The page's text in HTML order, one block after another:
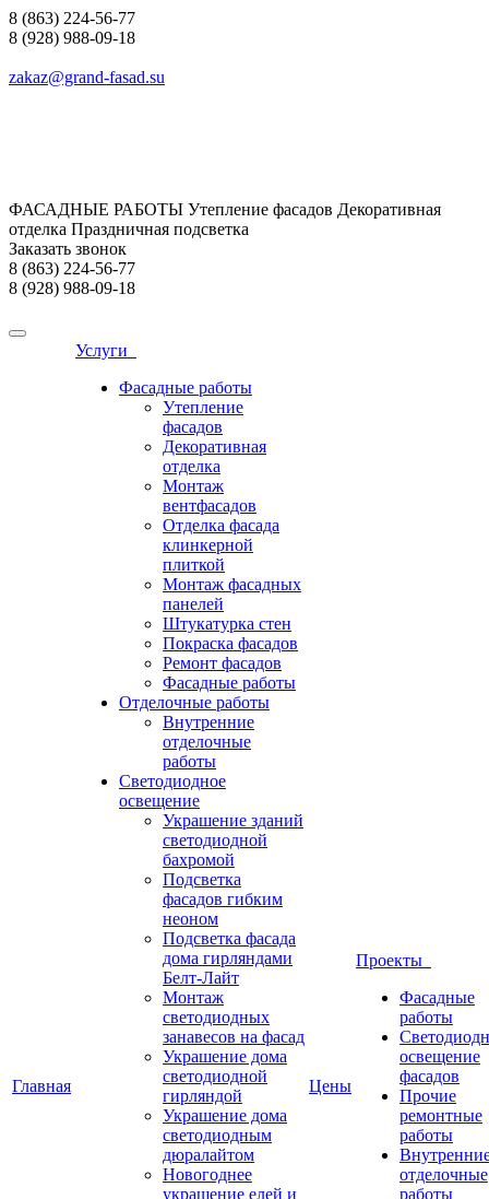
8 (863) 224-56-77
8 (928) 988-09-18
zakaz@grand-fasad.su
ФАСАДНЫЕ РАБОТЫ Утепление фасадов Декоративная
отделка Праздничная подсветка
Заказать звонок
8 (863) 224-56-77
8 (928) 988-09-18
Главная
Услуги
Фасадные работы
Утепление
фасадов
Декоративная
отделка
Монтаж
вентфасадов
Отделка фасада
клинкерной
плиткой
Монтаж фасадных
панелей
Штукатурка стен
Покраска фасадов
Ремонт фасадов
Фасадные работы
Отделочные работы
Внутренние
отделочные
работы
Светодиодное
освещение
Украшение зданий
светодиодной
бахромой
Подсветка
фасадов гибким
неоном
Подсветка фасада
дома гирляндами
Белт-Лайт
Монтаж
светодиодных
занавесов на фасад
Украшение дома
светодиодной
гирляндой
Украшение дома
светодиодным
дюралайтом
Новогоднее
украшение елей и
Цены
Проекты
Фасадные
работы
освещение
фасадов
Прочие
ремонтные
работы
отделочные
работы